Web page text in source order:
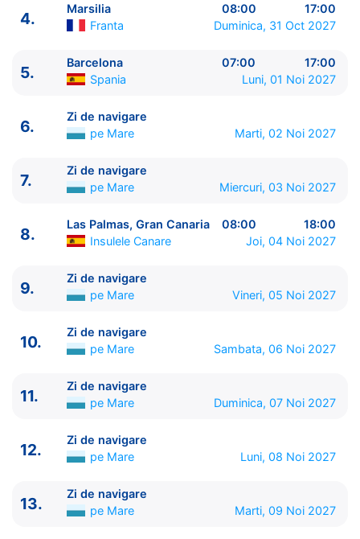
Ziua | Portul | Sosire - Plecare
----------------------------------------
Civitavecchia, Roma
3.
Genova Italia 08:00 - 18:00
5.
Barcelona Spania 07:00 - 17:00
Zi de navigare pe Mare
0:00 - 0:00
8.
Las Palmas, Gran Canaria
Zi de navigare
10.
Zi de navigare
0:00 - 0:00
Zi de navigare pe Mare
13.
Zi de navigare
0:00 - 0:00
Salvador de Bahia
16.
Ilheus Brazilia
18.
Ilha Grande Brazilia
Rio de Janeiro 08:00 - ⚓
4.
Marsilia 08:00
17:00
Franta
Duminica, 31 Oct 2027
5.
Barcelona 07:00
17:00
Spania
Luni, 01 Noi 2027
6.
Zi de navigare
pe Mare
Marti, 02 Noi 2027
7.
Zi de navigare
pe Mare
Miercuri, 03 Noi 2027
8.
Las Palmas, Gran Canaria 08:00
18:00
Insulele Canare
Joi, 04 Noi 2027
9.
Zi de navigare
pe Mare
Vineri, 05 Noi 2027
10.
Zi de navigare
pe Mare
Sambata, 06 Noi 2027
11.
Zi de navigare
pe Mare
Duminica, 07 Noi 2027
12.
Zi de navigare
pe Mare
Luni, 08 Noi 2027
13.
Zi de navigare
pe Mare
Marti, 09 Noi 2027